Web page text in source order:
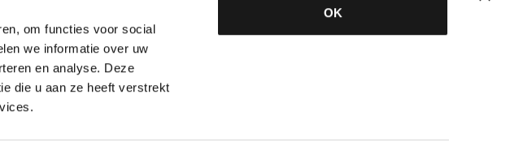
om functies voor social
we informatie over uw
en analyse. Deze
die u aan ze heeft verstrekt
OK